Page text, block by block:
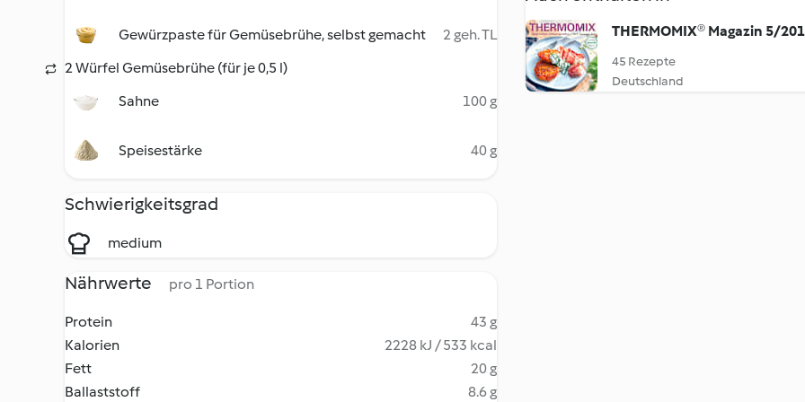
Gewürzpaste für Gemüsebrühe, selbst gemacht
2 geh. TL
2 Würfel Gemüsebrühe (für je 0,5 l)
Sahne
100 g
Speisestärke 40 g
Schwierigkeitsgrad
medium
Nährwerte pro 1 Portion
Protein
43 g
Kalorien
2228 kJ / 533 kcal
Fett
20 g
Ballaststoff
8.6 g
THERMOMIX® Magazin 5/
45 Rezepte
Deutschland